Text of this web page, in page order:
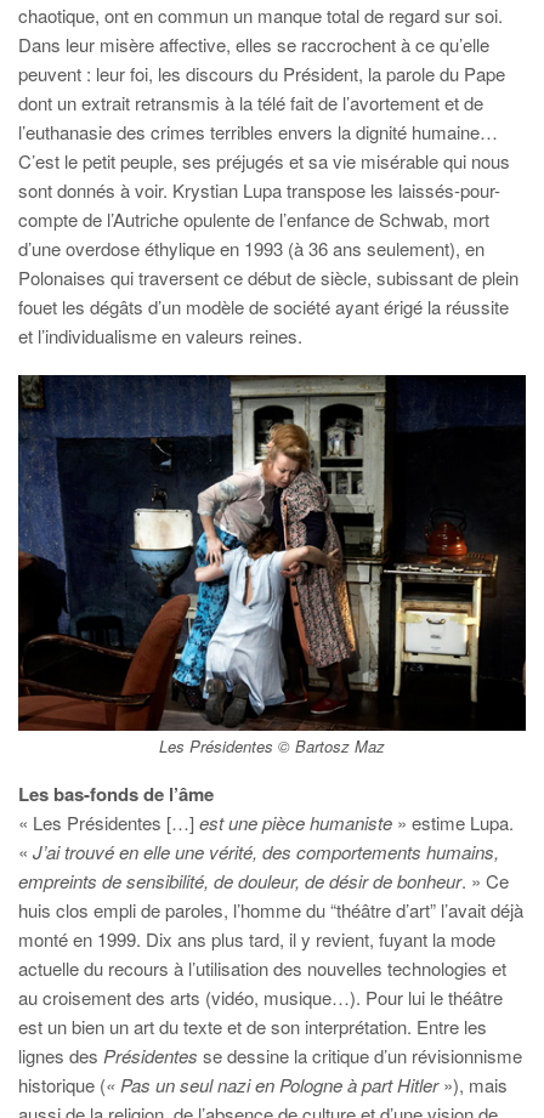
chaotique, ont en commun un manque total de regard sur soi.
Dans leur misère affective, elles se raccrochent à ce qu’elle
peuvent : leur foi, les discours du Président, la parole du Pape
dont un extrait retransmis à la télé fait de l’avortement et de
l’euthanasie des crimes terribles envers la dignité humaine…
C’est le petit peuple, ses préjugés et sa vie misérable qui nous
sont donnés à voir. Krystian Lupa transpose les laissés-pour-
compte de l’Autriche opulente de l’enfance de Schwab, mort
d’une overdose éthylique en 1993 (à 36 ans seulement), en
Polonaises qui traversent ce début de siècle, subissant de plein
fouet les dégâts d’un modèle de société ayant érigé la réussite
et l’individualisme en valeurs reines.
Les Présidentes © Bartosz Maz
Les bas-fonds de l’âme
« Les Présidentes […] est une pièce humaniste » estime Lupa.
« J’ai trouvé en elle une vérité, des comportements humains,
empreints de sensibilité, de douleur, de désir de bonheur. » Ce
huis clos empli de paroles, l’homme du “théâtre d’art” l’avait déjà
monté en 1999. Dix ans plus tard, il y revient, fuyant la mode
actuelle du recours à l’utilisation des nouvelles technologies et
au croisement des arts (vidéo, musique…). Pour lui le théâtre
est un bien un art du texte et de son interprétation. Entre les
lignes des Présidentes se dessine la critique d’un révisionnisme
historique (« Pas un seul nazi en Pologne à part Hitler»), mais